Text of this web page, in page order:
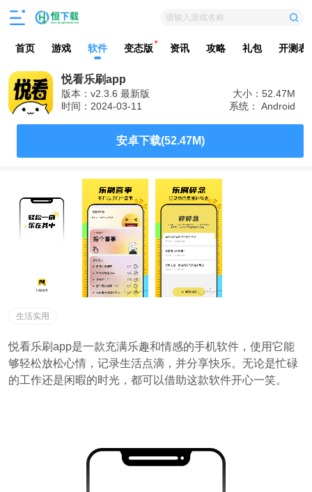
请输入游戏名称
首页 游戏 软件 变态版 资讯 攻略 礼包 开测表
悦看乐刷app
版本：v2.3.6 最新版
大小：52.47M
时间：2024-03-11
系统： Android
安卓下载(52.47M)
生活实用
悦看乐刷app是一款充满乐趣和情感的手机软件，使用它能
够轻松放松心情，记录生活点滴，并分享快乐。无论是忙碌
的工作还是闲暇的时光，都可以借助这款软件开心一笑。